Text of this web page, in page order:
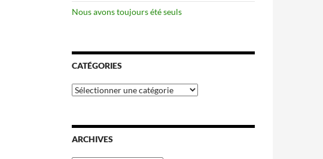
Nous avons toujours été seuls
CATÉGORIES
Catégories
ARCHIVES